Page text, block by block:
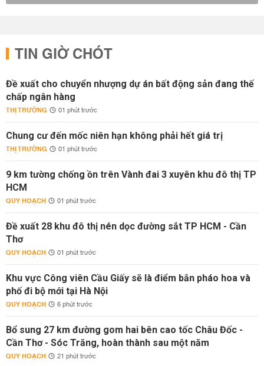
TIN GIỜ CHÓT
Đề xuất cho chuyển nhượng dự án bất động sản đang thế
chấp ngân hàng
THỊ TRƯỜNG 01 phút trước
Chung cư đến mốc niên hạn không phải hết giá trị
THỊ TRƯỜNG 01 phút trước
9 km tường chống ồn trên Vành đai 3 xuyên khu đô thị TP
HCM
QUY HOẠCH 01 phút trước
Đề xuất 28 khu đô thị nén dọc đường sắt TP HCM - Cần
Thơ
QUY HOẠCH 01 phút trước
Khu vực Công viên Cầu Giấy sẽ là điểm bắn pháo hoa và
phố đi bộ mới tại Hà Nội
QUY HOẠCH 6 phút trước
Bổ sung 27 km đường gom hai bên cao tốc Châu Đốc -
Cần Thơ - Sóc Trăng, hoàn thành sau một năm
QUY HOẠCH 21 phút trước